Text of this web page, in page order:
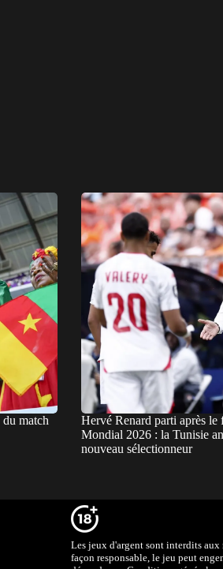
match
Hervé Renard parti après le
Mondial 2026 : la Tunisie
nouveau sélectionneur
Les jeux d'argent sont interdits aux
façon responsable, le jeu peut